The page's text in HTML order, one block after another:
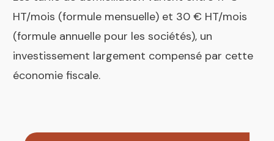
HT/mois (formule mensuelle) et 30 € HT/mois
(formule annuelle pour les sociétés), un
investissement largement compensé par cette
économie fiscale.